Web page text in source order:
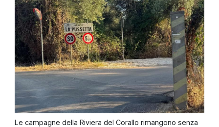
Le campagne della Riviera del Corallo rimangono senza